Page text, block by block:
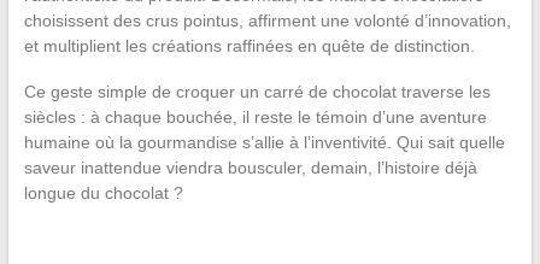
choisissent des crus pointus, affirment une volonté d’innovation,
et multiplient les créations raffinées en quête de distinction.
Ce geste simple de croquer un carré de chocolat traverse les
siècles : à chaque bouchée, il reste le témoin d’une aventure
humaine où la gourmandise s’allie à l’inventivité. Qui sait quelle
saveur inattendue viendra bousculer, demain, l’histoire déjà
longue du chocolat ?